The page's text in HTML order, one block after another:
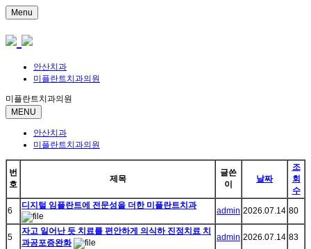
Menu
안산치과
미플란트치과의원
미플란트치과의원
MENU
안산치과
미플란트치과의원
번
호
제목
글쓴
이
날짜
조
회
수
6
디지털 임플란트에 전문성을 더한 미플란트치과
admin 2026.07.14 80
5
자고 일어난 듯 치료를 편안하게 의식하 진정치료 치
과공포증완화
admin 2026.07.14 83